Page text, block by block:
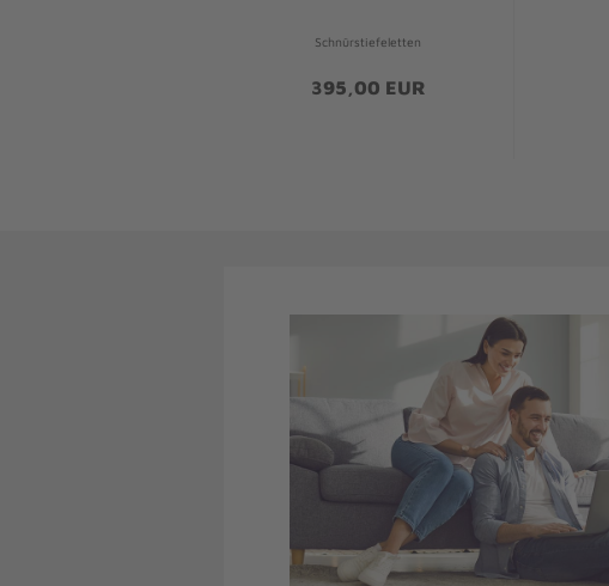
Schnürstiefeletten
395,00 EUR